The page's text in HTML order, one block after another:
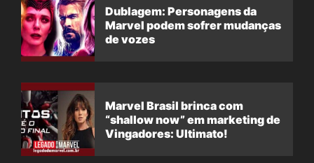
Dublagem: Personagens da
Marvel podem sofrer mudanças
de vozes
Marvel Brasil brinca com
“shallow now” em marketing de
Vingadores: Ultimato!